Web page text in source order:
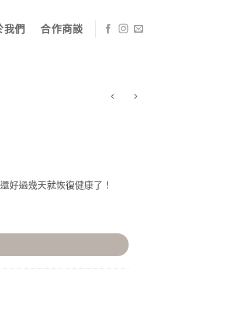
我們 合作商談
好過幾天就恢復健康了！